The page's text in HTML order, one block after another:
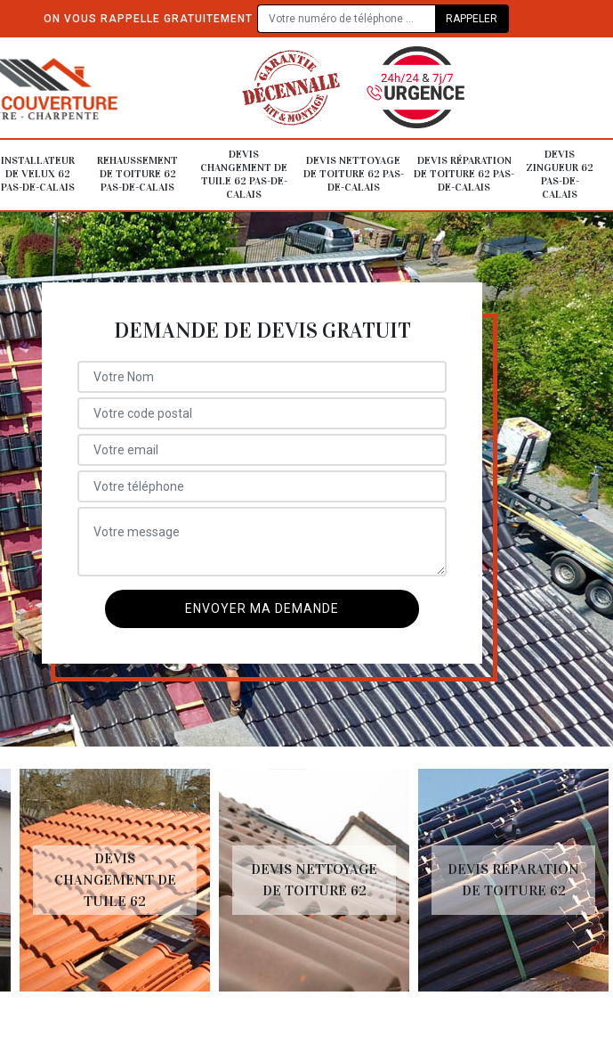
ON VOUS RAPPELLE GRATUITEMENT
INSTALLATEUR
DE VELUX 62
PAS-DE-CALAIS
REHAUSSEMENT
DE TOITURE 62
PAS-DE-CALAIS
DEVIS
CHANGEMENT DE
TUILE 62 PAS-DE-
CALAIS
DEVIS NETTOYAGE
DE TOITURE 62 PAS-
DE-CALAIS
DEVIS RÉPARATION
DE TOITURE 62 PAS-
DE-CALAIS
DEVIS
ZINGUEUR 62
PAS-DE-
CALAIS
DEMANDE DE DEVIS GRATUIT
DEVIS
CHANGEMENT DE
TUILE 62
DEVIS NETTOYAGE
DE TOITURE 62
DEVIS RÉPARATION
DE TOITURE 62